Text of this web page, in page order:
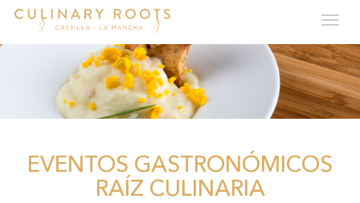
Skip
EVENTOS GASTRONÓMICOS
RAÍZ CULINARIA